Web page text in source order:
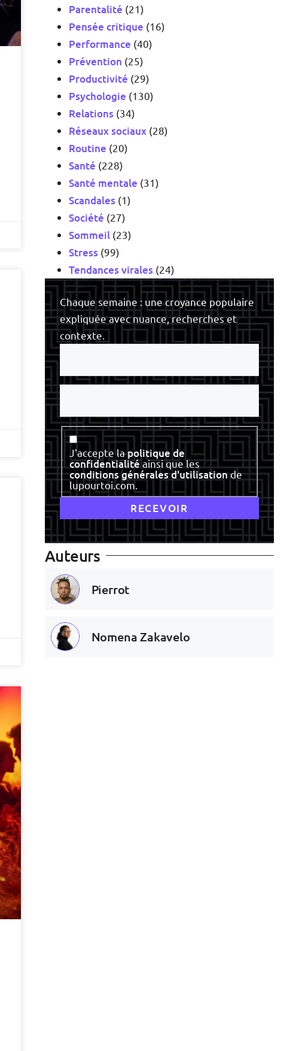
Parentalité (21)
Pensée critique (16)
Performance (40)
Prévention (25)
Productivité (29)
Psychologie (130)
Relations (34)
Réseaux sociaux(28)
Routine (20)
Santé (228)
Santé mentale (31)
Scandales (1)
Société (27)
Sommeil (23)
Stress (99)
Tendances virales (24)
Chaque semaine : une croyance populaire
expliquée avec nuance, recherches et
contexte.
Votre
e-
Votre
nom
Consentement
J'accepte lapolitique de
confidentialitéainsi que les
conditions générales d'utilisationde
lupourtoi.com.
Auteurs
Pierrot
Nomena Zakavelo